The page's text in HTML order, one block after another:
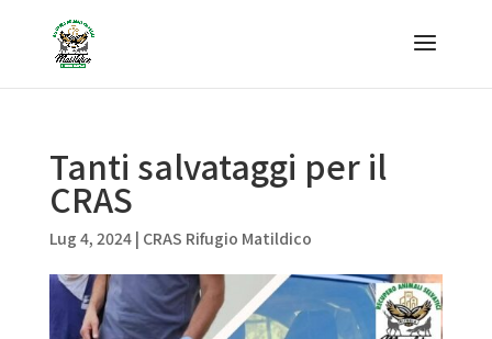
Tanti salvataggi per il
CRAS
Lug 4, 2024| CRAS Rifugio Matildico